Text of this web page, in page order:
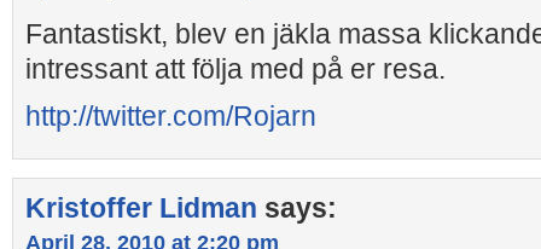
Fantastiskt, blev en jäkla massa
intressant att följa med på er resa.
http://twitter.com/Rojarn
Kristoffer Lidman says:
April 28, 2010 at 2:20 pm